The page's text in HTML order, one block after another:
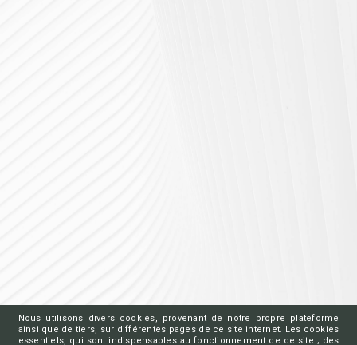
Nous utilisons divers cookies, provenant de notre propre plateforme
ainsi que de tiers, sur différentes pages de ce site internet. Les cookies
essentiels, qui sont indispensables au fonctionnement de ce site ; des